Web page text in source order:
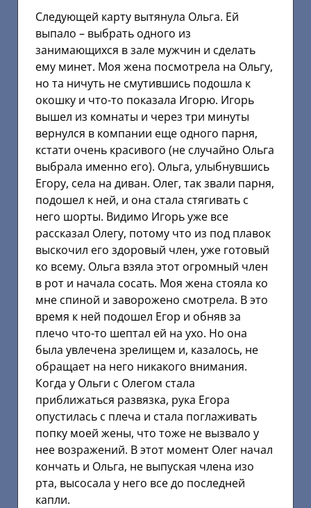
Следующей карту вытянула Ольга. Ей
выпало – выбрать одного из
занимающихся в зале мужчин и сделать
ему минет. Моя жена посмотрела на Ольгу,
но та ничуть не смутившись подошла к
окошку и что-то показала Игорю. Игорь
вышел из комнаты и через три минуты
вернулся в компании еще одного парня,
кстати очень красивого (не случайно Ольга
выбрала именно его). Ольга, улыбнувшись
Егору, села на диван. Олег, так звали парня,
подошел к ней, и она стала стягивать с
него шорты. Видимо Игорь уже все
рассказал Олегу, потому что из под плавок
выскочил его здоровый член, уже готовый
ко всему. Ольга взяла этот огромный член
в рот и начала сосать. Моя жена стояла ко
мне спиной и заворожено смотрела. В это
время к ней подошел Егор и обняв за
плечо что-то шептал ей на ухо. Но она
была увлечена зрелищем и, казалось, не
обращает на него никакого внимания.
Когда у Ольги с Олегом стала
приближаться развязка, рука Егора
опустилась с плеча и стала поглаживать
попку моей жены, что тоже не вызвало у
нее возражений. В этот момент Олег начал
кончать и Ольга, не выпуская члена изо
рта, высосала у него все до последней
капли.